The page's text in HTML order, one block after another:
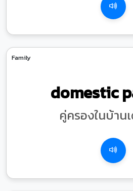
Family
domestic
คู่ครองในบ้าน